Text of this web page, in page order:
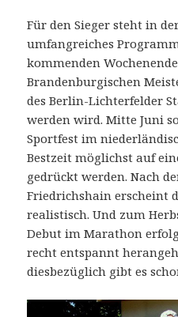
Für den Sieger steht in
umfangreiches
kommenden
Brandenburgischen
des Berlin-Lichterfelder
werden wird. Mitte Juni
Sportfest im
Bestzeit möglichst auf
gedrückt werden. Nach
Friedrichshain erscheint
realistisch. Und zum
Debut im Marathon
recht entspannt
diesbezüglich gibt es